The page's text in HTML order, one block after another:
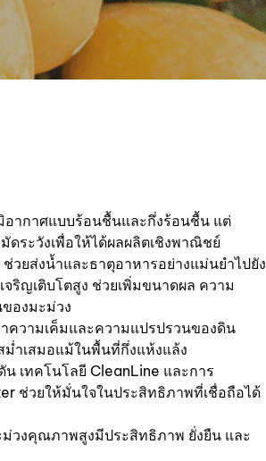
อากาศแบบร้อนชื้นและกึ่งร้อนชื้น แต่
ดระวังเพื่อให้ได้ผลผลิตเชิงพาณิชย์
วยส่งน้ำและธาตุอาหารอย่างแม่นยำไปยัง
ริญเติบโตสูง ช่วยเพิ่มขนาดผล ความ
องมะม่วง
ความเค็มและความแปรปรวนของดิน
ำเสมอแม้ในพื้นที่กึ่งแห้งแล้ง
เทคโนโลยี CleanLine และการ
ช่วยให้มั่นใจในประสิทธิภาพที่เชื่อถือได้
วงคุณภาพสูงมีประสิทธิภาพ ยั่งยืน และ